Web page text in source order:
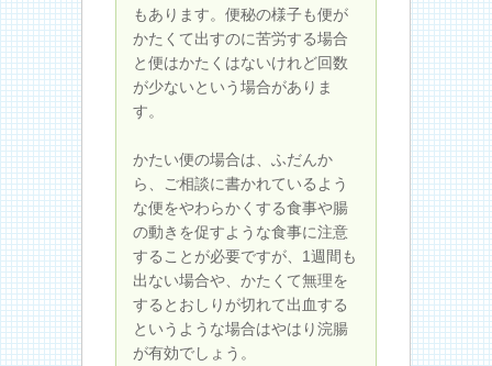
もあります。便秘の様子も便が
かたくて出すのに苦労する場合
と便はかたくはないけれど回数
が少ないという場合がありま
す。
かたい便の場合は、ふだんか
ら、ご相談に書かれているよう
な便をやわらかくする食事や腸
の動きを促すような食事に注意
することが必要ですが、1週間も
出ない場合や、かたくて無理を
するとおしりが切れて出血する
というような場合はやはり浣腸
が有効でしょう。